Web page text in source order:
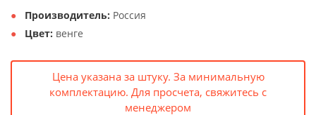
Производитель: Россия
Цвет: венге
Цена указана за штуку. За минимальную
комплектацию. Для просчета, свяжитесь с
менеджером